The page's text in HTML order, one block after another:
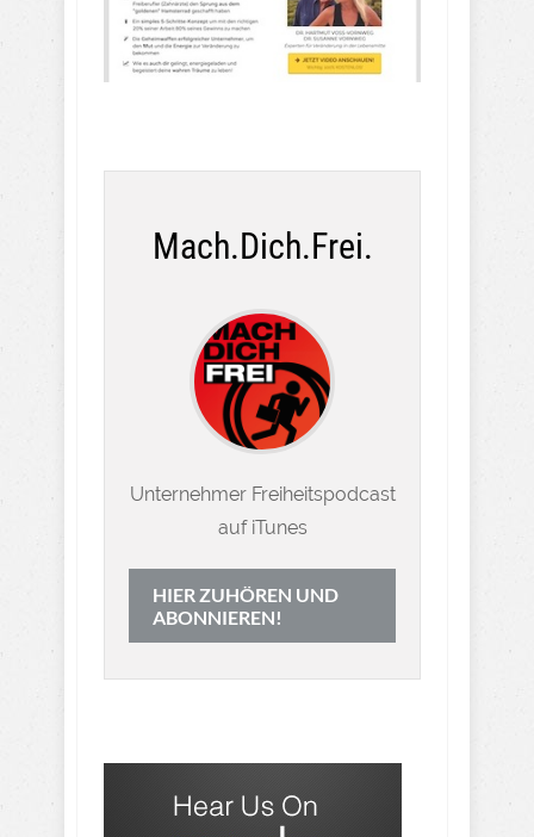
Mach.Dich.Frei.
Unternehmer Freiheitspodcast
auf iTunes
HIER ZUHÖREN UND
ABONNIEREN!